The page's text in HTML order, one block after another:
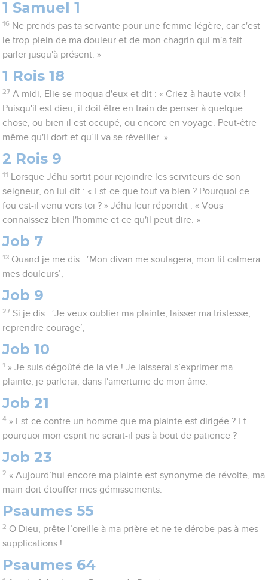
1 Samuel 1
16 Ne prends pas ta servante pour une femme légère, car c'est
le trop-plein de ma douleur et de mon chagrin qui m'a fait
parler jusqu'à présent. »
1 Rois 18
27 A midi, Elie se moqua d'eux et dit : « Criez à haute voix !
Puisqu'il est dieu, il doit être en train de penser à quelque
chose, ou bien il est occupé, ou encore en voyage. Peut-être
même qu'il dort et qu’il va se réveiller. »
2 Rois 9
11
Lorsque Jéhu sortit pour rejoindre les serviteurs de son
seigneur, on lui dit : « Est-ce que tout va bien ? Pourquoi ce
fou est-il venu vers toi ? » Jéhu leur répondit : « Vous
connaissez bien l'homme et ce qu'il peut dire. »
Job 7
13 Quand je me dis : ‘Mon divan me soulagera, mon lit calmera
mes douleurs’,
Job 9
27 Si je dis : ‘Je veux oublier ma plainte, laisser ma tristesse,
reprendre courage’,
Job 10
1 » Je suis dégoûté de la vie ! Je laisserai s’exprimer ma
plainte, je parlerai, dans l'amertume de mon âme.
Job 21
4 » Est-ce contre un homme que ma plainte est dirigée ? Et
pourquoi mon esprit ne serait-il pas à bout de patience ?
Job 23
2 « Aujourd’hui encore ma plainte est synonyme de révolte, ma
main doit étouffer mes gémissements.
Psaumes 55
2 O Dieu, prête l’oreille à ma prière et ne te dérobe pas à mes
supplications !
Psaumes 64